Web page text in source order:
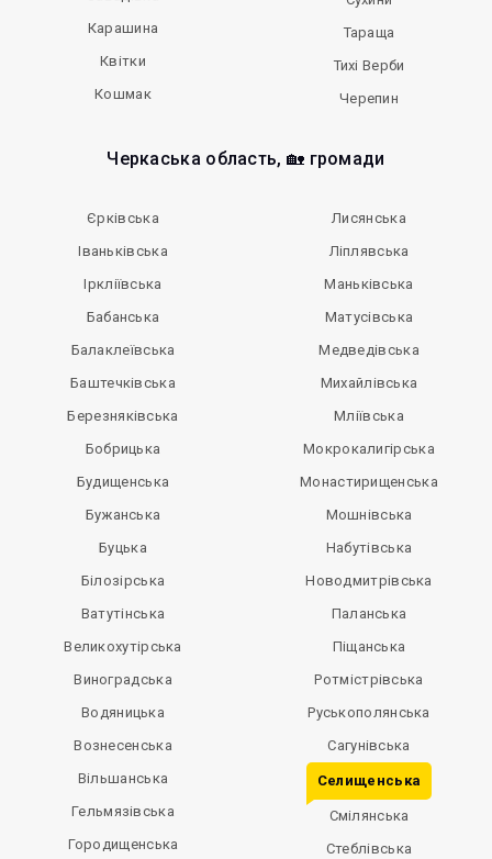
Карашина
Квітки
Кошмак
Тараща
Тихі Верби
Черепин
Черкаська область, 🏡 громади
Єрківська
Іваньківська
Іркліївська
Бабанська
Балаклеївська
Баштечківська
Березняківська
Бобрицька
Будищенська
Бужанська
Буцька
Білозірська
Ватутінська
Великохутірська
Виноградська
Водяницька
Вознесенська
Вільшанська
Гельмязівська
Городищенська
Лисянська
Ліплявська
Маньківська
Матусівська
Медведівська
Михайлівська
Мліївська
Мокрокалигірська
Монастирищенська
Мошнівська
Набутівська
Новодмитрівська
Паланська
Піщанська
Ротмістрівська
Руськополянська
Сагунівська
Селищенська
Смілянська
Стеблівська